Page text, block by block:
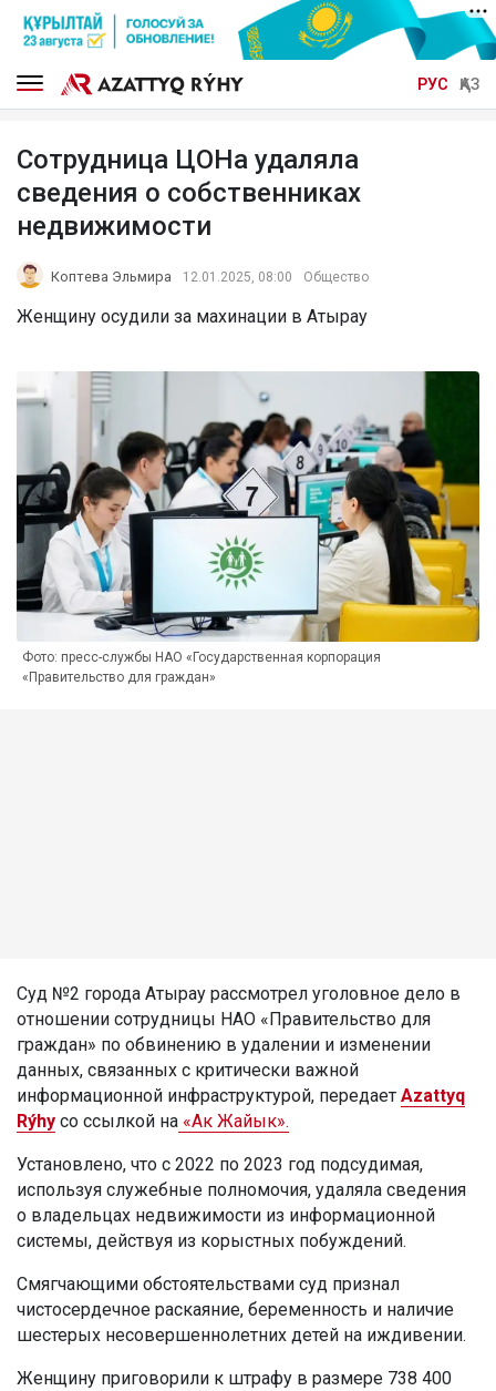
РУС ҚАЗ
Сотрудница ЦОНа удаляла
сведения о собственниках
недвижимости
Коптева Эльмира 12.01.2025, 08:00 Общество
Женщину осудили за махинации в Атырау
Фото: пресс-службы НАО «Государственная корпорация
«Правительство для граждан»
Суд №2 города Атырау рассмотрел уголовное дело в
отношении сотрудницы НАО «Правительство для
граждан» по обвинению в удалении и изменении
данных, связанных с критически важной
информационной инфраструктурой, передает Azattyq
Rýhy со ссылкой на «Ак Жайык».
Установлено, что с 2022 по 2023 год подсудимая,
используя служебные полномочия, удаляла сведения
о владельцах недвижимости из информационной
системы, действуя из корыстных побуждений.
Смягчающими обстоятельствами суд признал
чистосердечное раскаяние, беременность и наличие
шестерых несовершеннолетних детей на иждивении.
Женщину приговорили к штрафу в размере 738 400